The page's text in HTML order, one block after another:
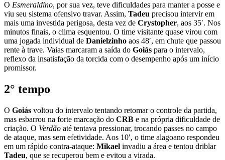
O Esmeraldino, por sua vez, teve dificuldades para manter a posse e
viu seu sistema ofensivo travar. Assim, Tadeu precisou intervir em
mais uma investida perigosa, desta vez de Crystopher, aos 35′. Nos
minutos finais, o clima esquentou. O time visitante quase virou com
uma jogada individual de Danielzinho aos 48′, em chute que passou
rente à trave. Vaias marcaram a saída do Goiás para o intervalo,
reflexo da insatisfação da torcida com o desempenho após um início
promissor.
2° tempo
O Goiás voltou do intervalo tentando retomar o controle da partida,
mas esbarrou na forte marcação do CRB e na própria dificuldade de
criação. O Verdão até tentava pressionar, trocando passes no campo
de ataque, mas sem efetividade. Aos 10′, o time alagoano respondeu
em um rápido contra-ataque: Mikael invadiu a área e tentou driblar
Tadeu, que se recuperou bem e evitou a virada.